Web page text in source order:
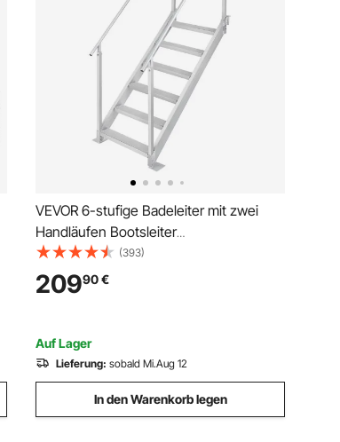
VEVOR 6-stufige Badeleiter mit zwei
Handläufen Bootsleiter
800x1850x2092mm Poolleiter aus
Aluminiumlegierung Treppenleiter
250kg Tragfähigkeit 10cm Pedale Ideal
(393)
20990€
Auf Lager
Lieferung: sobald Mi.Aug 12
In den Warenkorb legen